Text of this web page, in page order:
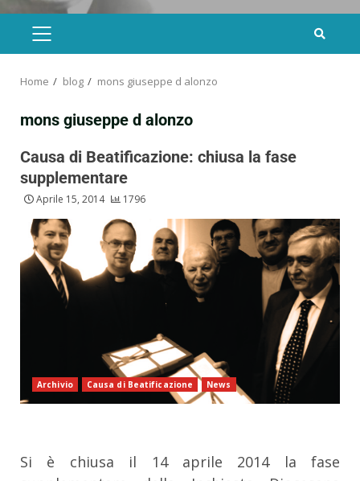
Home blog mons giuseppe d alonzo
mons giuseppe d alonzo
Causa di Beatificazione: chiusa la fase
supplementare
Aprile 15, 2014 1796
Archivio Causa di Beatificazione News
Si è chiusa il 14 aprile 2014 la fase